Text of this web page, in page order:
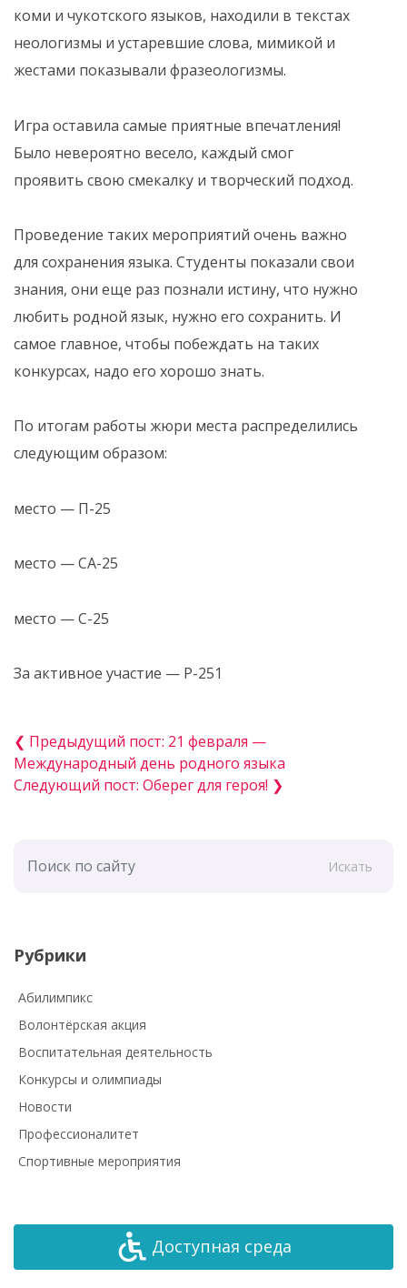
коми и чукотского языков, находили в текстах
неологизмы и устаревшие слова, мимикой и
жестами показывали фразеологизмы.
Игра оставила самые приятные впечатления!
Было невероятно весело, каждый смог
проявить свою смекалку и творческий подход.
Проведение таких мероприятий очень важно
для сохранения языка. Студенты показали свои
знания, они еще раз познали истину, что нужно
любить родной язык, нужно его сохранить. И
самое главное, чтобы побеждать на таких
конкурсах, надо его хорошо знать.
По итогам работы жюри места распределились
следующим образом:
место — П-25
место — СА-25
место — С-25
За активное участие — Р-251
❮ Предыдущий пост: 21 февраля —
Международный день родного языка
Следующий пост: ️Оберег для героя! ❯
Искать
Рубрики
Абилимпикс
Волонтёрская акция
Воспитательная деятельность
Конкурсы и олимпиады
Новости
Профессионалитет
Спортивные мероприятия
Доступная среда